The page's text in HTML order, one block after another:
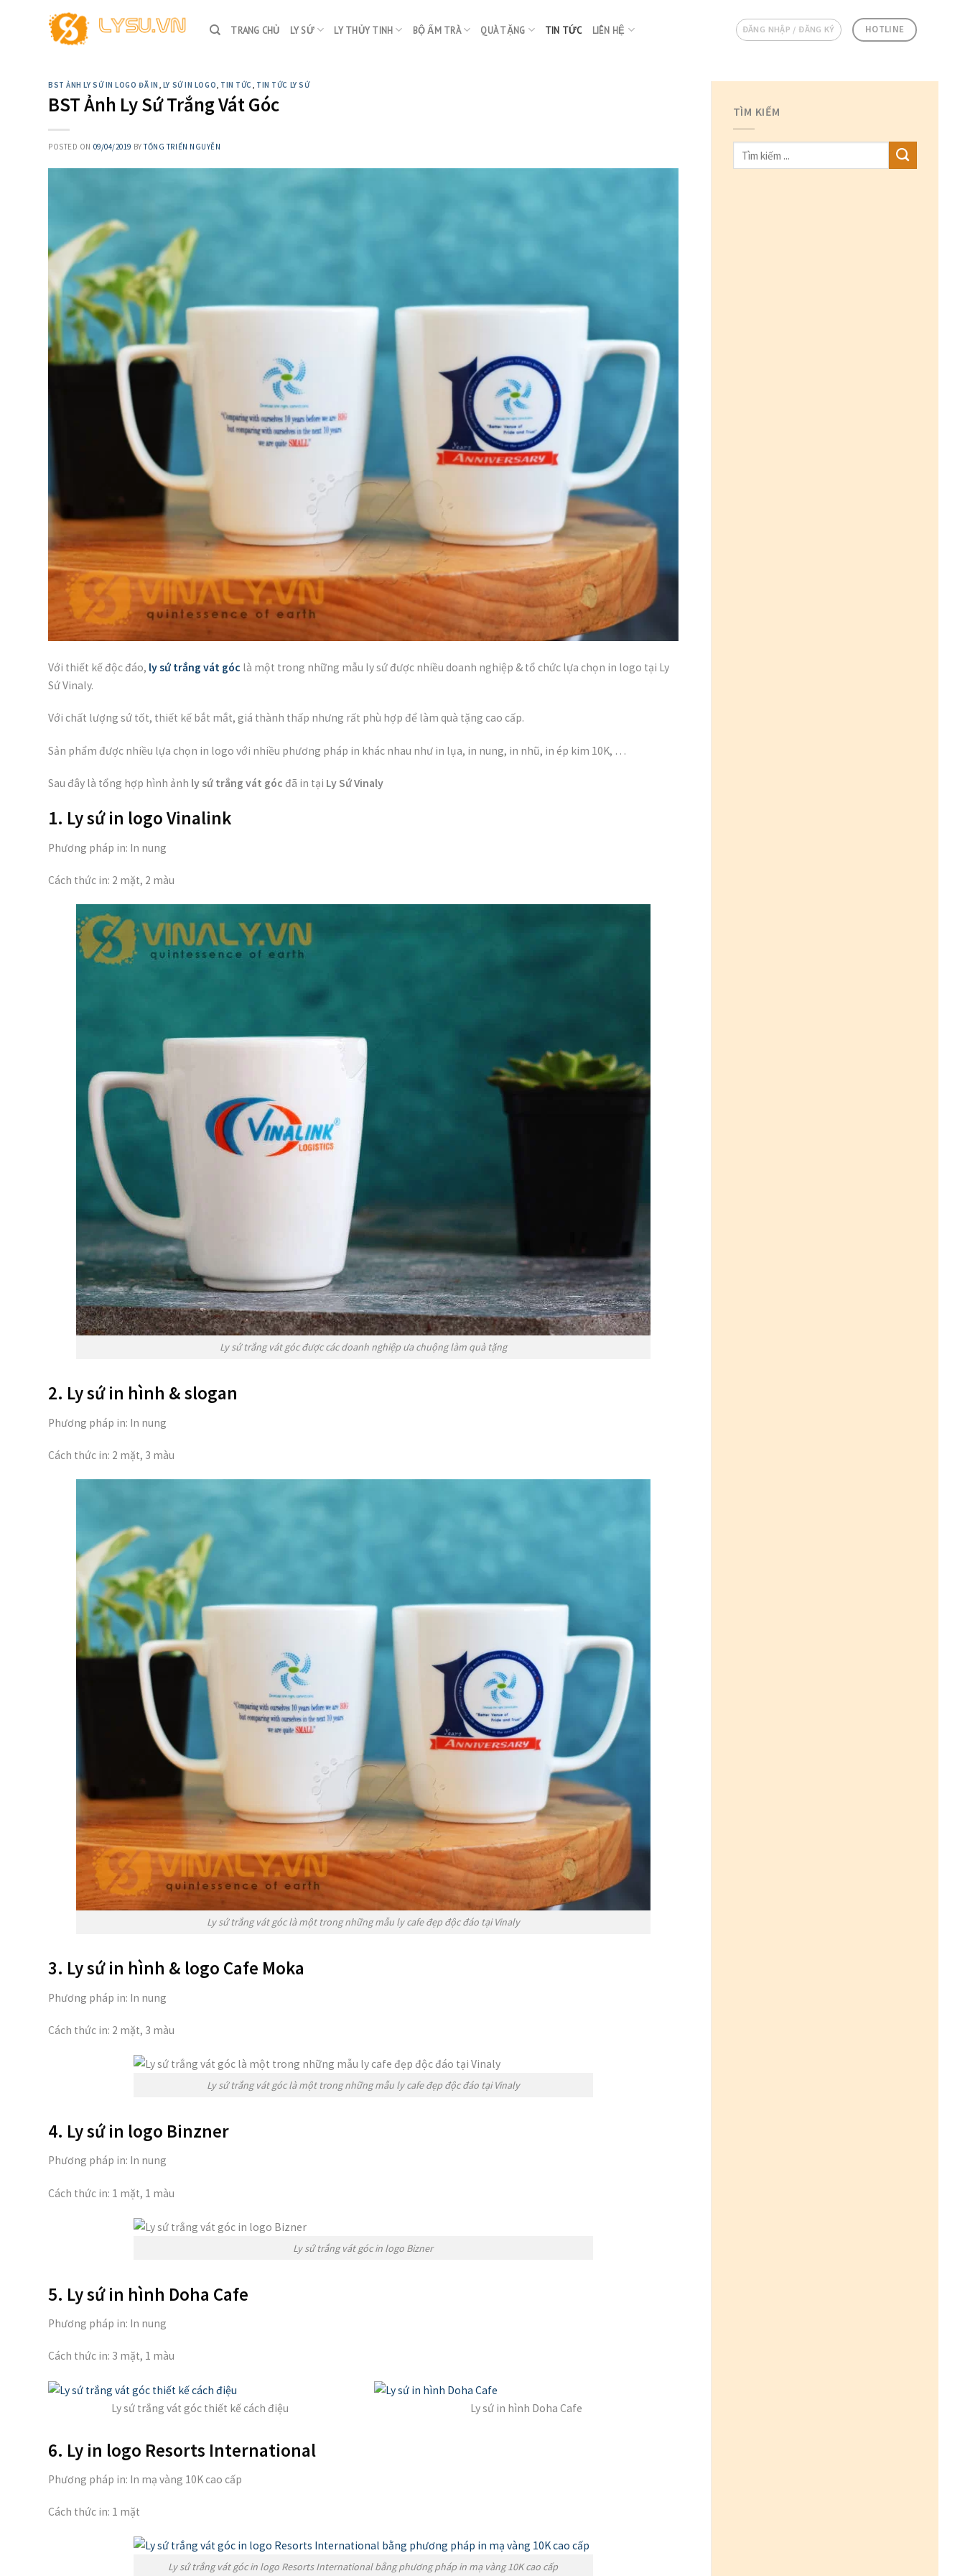
TRANG CHỦ LY SỨ LY THỦY TINH BỘ ẤM TRÀ QUÀ TẶNG TIN TỨC LIÊN HỆ ĐĂNG NHẬP / ĐĂNG KÝ HOTLINE
BST ẢNH LY SỨ IN LOGO ĐÃ IN , LY SỨ IN LOGO, TIN TỨC , TIN TỨC LY SỨ
BST Ảnh Ly Sứ Trắng Vát Góc
POSTED ON 09/04/2019 BYTỐNG TRIỂN NGUYỄN
Với thiết kế độc đáo, ly sứ trắng vát góc là một trong những mẫu ly sứ được nhiều doanh nghiệp & tổ chức lựa chọn in logo tại Ly
Sứ Vinaly.
Với chất lượng sứ tốt, thiết kế bắt mắt, giá thành thấp nhưng rất phù hợp để làm quà tặng cao cấp.
Sản phẩm được nhiều lựa chọn in logo với nhiều phương pháp in khác nhau như in lụa, in nung, in nhũ, in ép kim 10K, …
Sau đây là tổng hợp hình ảnh ly sứ trắng vát góc đã in tại Ly Sứ Vinaly
1. Ly sứ in logo Vinalink
Phương pháp in: In nung
Cách thức in: 2 mặt, 2 màu
Ly sứ trắng vát góc được các doanh nghiệp ưa chuộng làm quà tặng
2. Ly sứ in hình & slogan
Phương pháp in: In nung
Cách thức in: 2 mặt, 3 màu
Ly sứ trắng vát góc là một trong những mẫu ly cafe đẹp độc đáo tại Vinaly
3. Ly sứ in hình & logo Cafe Moka
Phương pháp in: In nung
Cách thức in: 2 mặt, 3 màu
Ly sứ trắng vát góc là một trong những mẫu ly cafe đẹp độc đáo tại Vinaly
4. Ly sứ in logo Binzner
Phương pháp in: In nung
Cách thức in: 1 mặt, 1 màu
Ly sứ trắng vát góc in logo Bizner
5. Ly sứ in hình Doha Cafe
Phương pháp in: In nung
Cách thức in: 3 mặt, 1 màu
Ly sứ trắng vát góc thiết kế cách điệu Ly sứ in hình Doha Cafe
6. Ly in logo Resorts International
Phương pháp in: In mạ vàng 10K cao cấp
Cách thức in: 1 mặt
Ly sứ trắng vát góc in logo Resorts International bằng phương pháp in mạ vàng 10K cao cấp
TÌM KIẾM